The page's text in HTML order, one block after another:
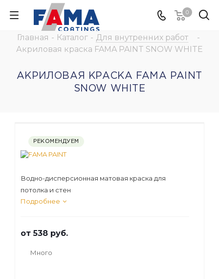
0
Главная - Каталог - Для внутренних работ
-
Акриловая краска FAMA PAINT SNOW WHITE
АКРИЛОВАЯ КРАСКА FAMA PAINT
SNOW WHITE
РЕКОМЕНДУЕМ
Водно-дисперсионная матовая краска для
потолка и стен
Подробнее
от538 руб.
Много